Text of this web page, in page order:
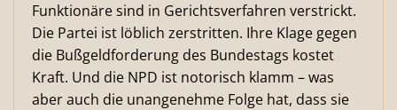
Funktionäre sind in Gerichtsverfahren verstrickt.
Die Partei ist löblich zerstritten. Ihre Klage gegen
die Bußgeldforderung des Bundestags kostet
Kraft. Und die NPD ist notorisch klamm – was
aber auch die unangenehme Folge hat, dass sie